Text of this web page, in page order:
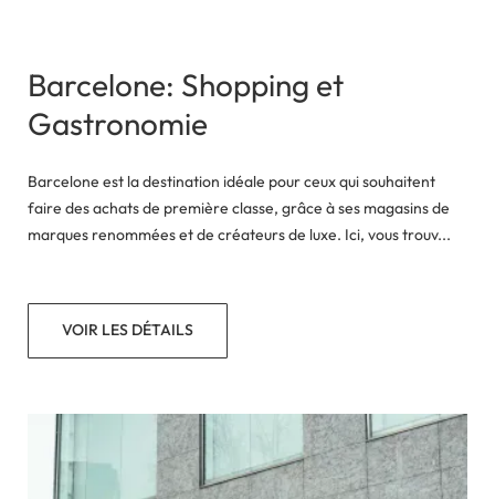
Barcelone: Shopping et
Gastronomie
Barcelone est la destination idéale pour ceux qui souhaitent
faire des achats de première classe, grâce à ses magasins de
marques renommées et de créateurs de luxe. Ici, vous trouv...
VOIR LES DÉTAILS